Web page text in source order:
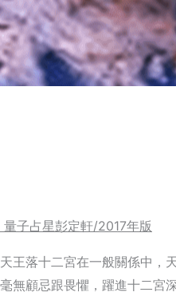
量子占星彭定軒/2017年版
天王落十二宮在一般關係中，
毫無顧忌跟畏懼，躍進十二宮